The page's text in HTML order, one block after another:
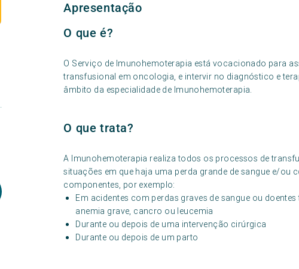
Apresentação
O que é?
O Serviço de Imunohemoterapia está vocacionado para
transfusional em oncologia, e intervir no diagnóstico e
âmbito da especialidade de Imunohemoterapia.
O que trata?
A Imunohemoterapia realiza todos os processos de
situações em que haja uma perda grande de sangue e/
componentes, por exemplo:
Em acidentes com perdas graves de sangue ou
anemia grave, cancro ou leucemia
Durante ou depois de uma intervenção cirúrgica
Durante ou depois de um parto